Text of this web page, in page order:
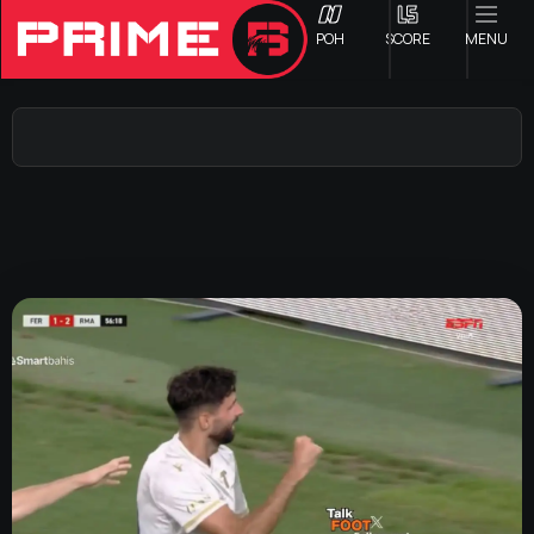
ΡΟΗ SCORE MENU
Α1 ΕΠΣΗ
Α2 ΕΠΣΗ
Β2 ΕΠΣΗ